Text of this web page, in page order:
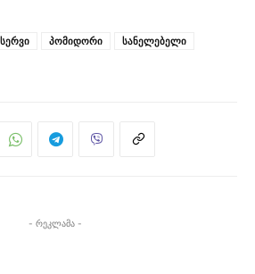
პომიდორი
სანელებელი
- რეკლამა -